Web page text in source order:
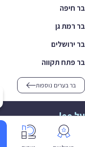
בר חיפה
בר רמת גן
בר ירושלים
בר פתח תקווה
בר בערים נוספות
על lee
אודות
תמיכה